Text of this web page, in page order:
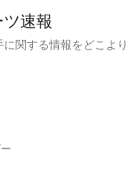
速報
関する情報をどこよ